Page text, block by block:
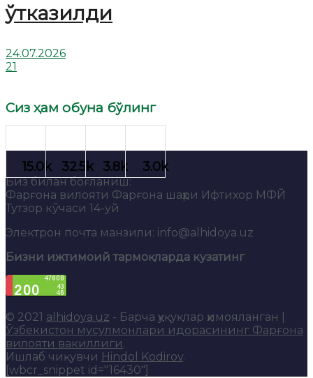
ўтказилди
24.07.2026
21
Сиз ҳам обуна бўлинг
Биз билан боғланиш:
Фарғона вилояти Фарғона шаҳри Ифтихор МФЙ
Тутзор кўчаси 14-уй
Электрон почта манзили: info@alhidoya.uz
Бизни ижтимоий тармоқларда кузатинг
© 2021 alhidoya.uz - Барча ҳуқуқлар ҳимояланган |
Ўзбекистон мусулмонлари идорасининг Фарғона
вилояти вакиллиги.
Ишлаб чиқувчи Hindol Kodirov.
[wbcr_snippet id="16430"]